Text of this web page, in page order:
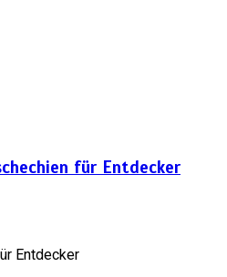
für Entdecker
Entdecker